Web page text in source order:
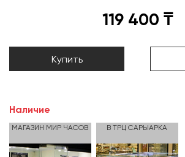
119 400 ₸
Купить
Наличие
МАГАЗИН МИР ЧАСОВ В ТРЦ САРЫАРКА